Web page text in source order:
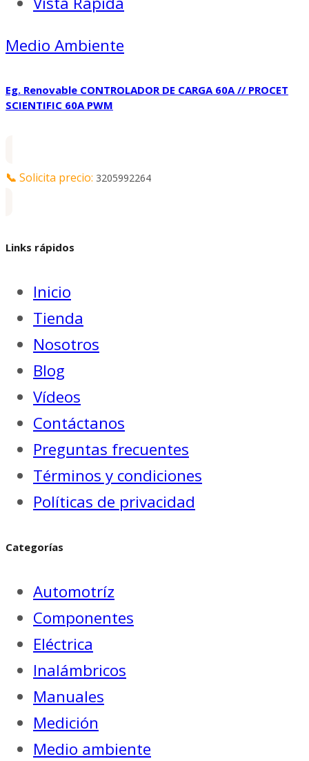
Medio Ambiente
Eg. Renovable CONTROLADOR DE CARGA 60A // PROCET
SCIENTIFIC 60A PWM
📞 Solicita precio: 3205992264
Links rápidos
Inicio
Tienda
Nosotros
Blog
Vídeos
Contáctanos
Preguntas frecuentes
Términos y condiciones
Políticas de privacidad
Categorías
Automotríz
Componentes
Eléctrica
Inalámbricos
Manuales
Medición
Medio ambiente